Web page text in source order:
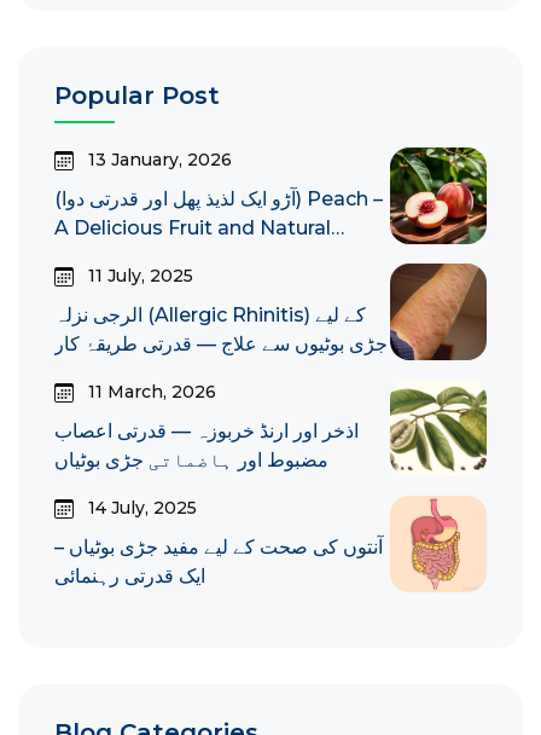
Popular Post
13 January, 2026
(آڑو ایک لذیذ پھل اور قدرتی دوا) Peach –
A Delicious Fruit and Natural
11 July, 2025
الرجی نزلہ (Allergic Rhinitis) کے لیے
جڑی بوٹیوں سے علاج — قدرتی طریقۂ کار
11 March, 2026
اذخر اور ارنڈ خربوزہ — قدرتی اعصاب
مضبوط اور ہاضماتی جڑی بوٹیاں
14 July, 2025
آنتوں کی صحت کے لیے مفید جڑی بوٹیاں –
ایک قدرتی رہنمائی